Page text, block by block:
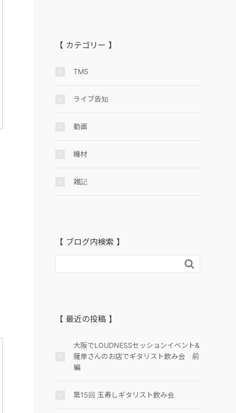
【 カテゴリー 】
TMS
ライブ告知
動画
機材
雑記
【 ブログ内検索 】

【 最近の投稿 】
大阪でLOUDNESSセッションイベント&
薩摩さんのお店でギタリスト飲み会 前
編
第15回 玉寿しギタリスト飲み会